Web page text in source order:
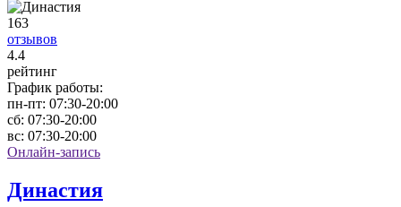
163
отзывов
4.4
рейтинг
График работы:
пн-пт: 07:30-20:00
сб: 07:30-20:00
вс: 07:30-20:00
Онлайн-запись
Династия